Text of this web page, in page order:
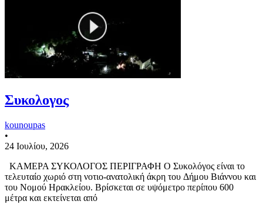
Συκολογος
kounoupas
•
24 Ιουλίου, 2026
ΚΑΜΕΡΑ ΣΥΚΟΛΟΓΟΣ ΠΕΡΙΓΡΑΦΗ Ο Συκολόγος είναι το
τελευταίο χωριό στη νοτιο-ανατολική άκρη του Δήμου Βιάννου και
του Νομού Ηρακλείου. Βρίσκεται σε υψόμετρο περίπου 600
μέτρα και εκτείνεται από